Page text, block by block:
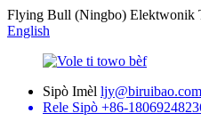
Flying Bull (Ningbo) Elektwonik
English
Sipò Imèl ljy@biruibao.com
Rele Sipò +86-